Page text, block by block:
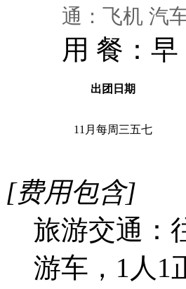
通：飞机 汽
用 餐：
出团日期
11月每周三五七
[费用包含]
旅游交通：
游车，1人1